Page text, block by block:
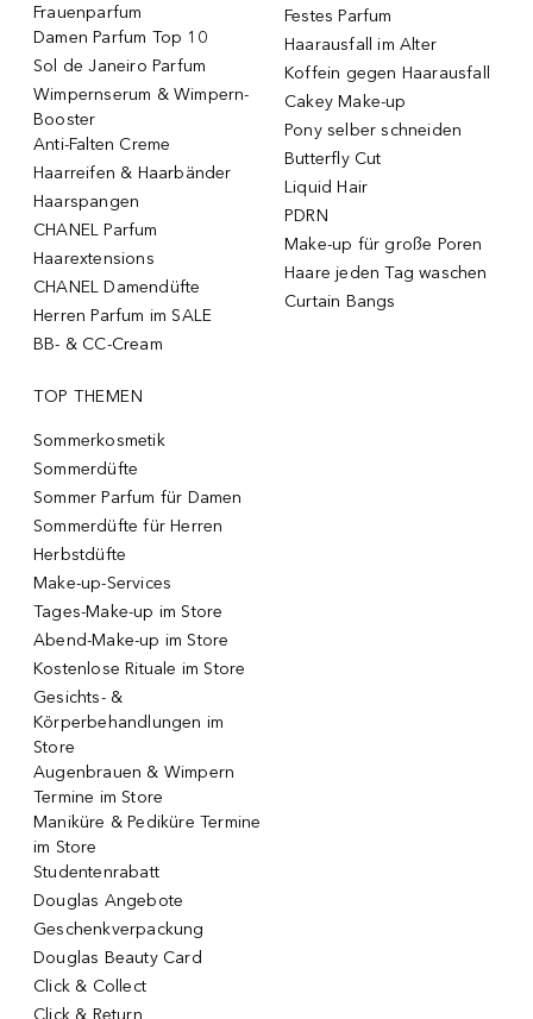
Frauenparfum
Damen Parfum Top 10
Sol de Janeiro Parfum
Wimpernserum & Wimpern-
Booster
Anti-Falten Creme
Haarreifen & Haarbänder
Haarspangen
CHANEL Parfum
Haarextensions
CHANEL Damendüfte
Herren Parfum im SALE
BB- & CC-Cream
Festes Parfum
Haarausfall im Alter
Koffein gegen Haarausfall
Cakey Make-up
Pony selber schneiden
Butterfly Cut
Liquid Hair
PDRN
Make-up für große Poren
Haare jeden Tag waschen
Curtain Bangs
TOP THEMEN
Sommerkosmetik
Sommerdüfte
Sommer Parfum für Damen
Sommerdüfte für Herren
Herbstdüfte
Make-up-Services
Tages-Make-up im Store
Abend-Make-up im Store
Kostenlose Rituale im Store
Gesichts- &
Körperbehandlungen im
Store
Augenbrauen & Wimpern
Termine im Store
Maniküre & Pediküre Termine
im Store
Studentenrabatt
Douglas Angebote
Geschenkverpackung
Douglas Beauty Card
Click & Collect
Click & Return